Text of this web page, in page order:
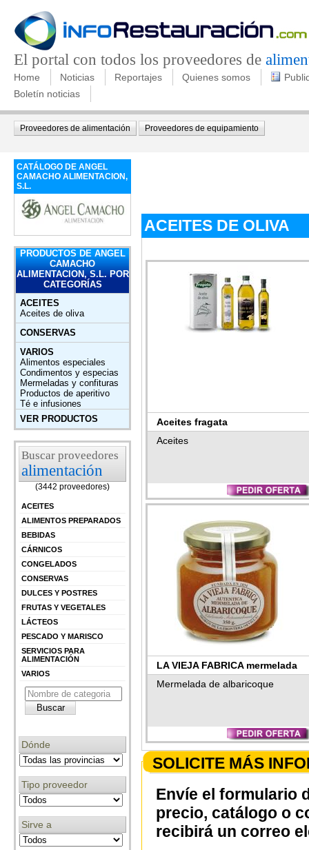
El portal con todos los proveedores de
Home Noticias Reportajes Quienes somos
Boletín noticias
Proveedores de alimentación Proveedores de equipamiento
CATÁLOGO DE ANGEL
CAMACHO ALIMENTACION,
S.L.
PRODUCTOS DE ANGEL
CAMACHO
ALIMENTACION, S.L. POR
CATEGORÍAS
ACEITES
Aceites de oliva
CONSERVAS
VARIOS
Alimentos especiales
Condimentos y especias
Mermeladas y confituras
Productos de aperitivo
Té e infusiones
VER PRODUCTOS
Buscar proveedores
alimentación
(3442 proveedores)
ACEITES
ALIMENTOS PREPARADOS
BEBIDAS
CÁRNICOS
CONGELADOS
CONSERVAS
DULCES Y POSTRES
FRUTAS Y VEGETALES
LÁCTEOS
PESCADO Y MARISCO
SERVICIOS PARA
ALIMENTACIÓN
VARIOS
Dónde
Tipo proveedor
Sirve a
ACEITES DE OLIVA
Aceites fragata
Aceites
LA VIEJA FABRICA mermelada
Mermelada de albaricoque
SOLICITE MÁS
Envíe el formulario
precio, catálogo o
recibirá un correo